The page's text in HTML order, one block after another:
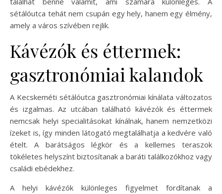
sétálóutca tehát nem csupán egy hely, hanem egy élmény,
amely a város szívében rejlik.
Kávézók és éttermek:
gasztronómiai kalandok
A Kecskeméti sétálóutca gasztronómiai kínálata változatos
és izgalmas. Az utcában található kávézók és éttermek
nemcsak helyi specialitásokat kínálnak, hanem nemzetközi
ízeket is, így minden látogató megtalálhatja a kedvére való
ételt. A barátságos légkör és a kellemes teraszok
tökéletes helyszínt biztosítanak a baráti találkozókhoz vagy
családi ebédekhez.
A helyi kávézók különleges figyelmet fordítanak a